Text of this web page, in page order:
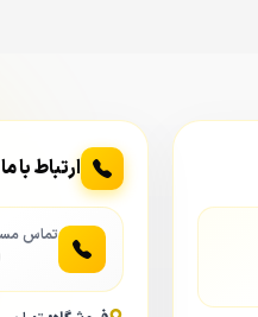
و بدون نویز
روز ارائه
ارتباط با ما
تماس مستقیم